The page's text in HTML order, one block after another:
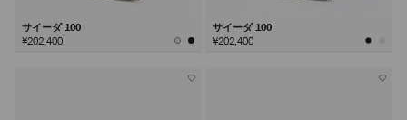
サイーダ 100
¥202,400
サイーダ 100
¥202,400